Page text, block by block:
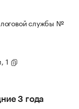
службы №
1
3 года